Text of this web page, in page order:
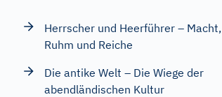
Herrscher und Heerführer – Macht,
Ruhm und Reiche
Die antike Welt – Die Wiege der
abendländischen Kultur